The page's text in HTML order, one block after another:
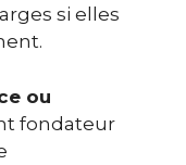
si elles
ou
fondateur